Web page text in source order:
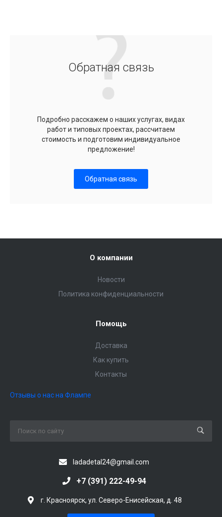
Обратная связь
Подробно расскажем о наших услугах, видах
работ и типовых проектах, рассчитаем
стоимость и подготовим индивидуальное
предложение!
Обратная связь
О компании
Новости
Политика конфиденциальности
Помощь
Доставка
Как купить
Контакты
Отзывы о нас на Флампе
ladadetal24@gmail.com
+7 (391) 222-49-94
г. Красноярск, ул. Северо-Енисейская, д. 48